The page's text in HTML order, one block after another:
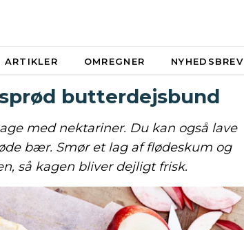
ARTIKLER OMREGNER NYHEDSBREV
butterdejsbund
med nektariner. Du kan også lave
bær. Smør et lag af flødeskum og
så kagen bliver dejligt frisk.